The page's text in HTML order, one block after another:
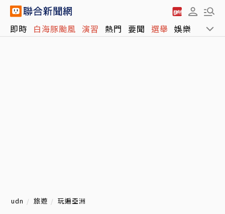
即時 白海豚颱風 演習 熱門 要聞 選舉 娛樂 運動
udn 旅遊 玩遍亞洲